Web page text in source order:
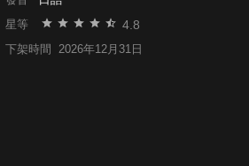
星等 4.8
下架時間 2026年12月31日